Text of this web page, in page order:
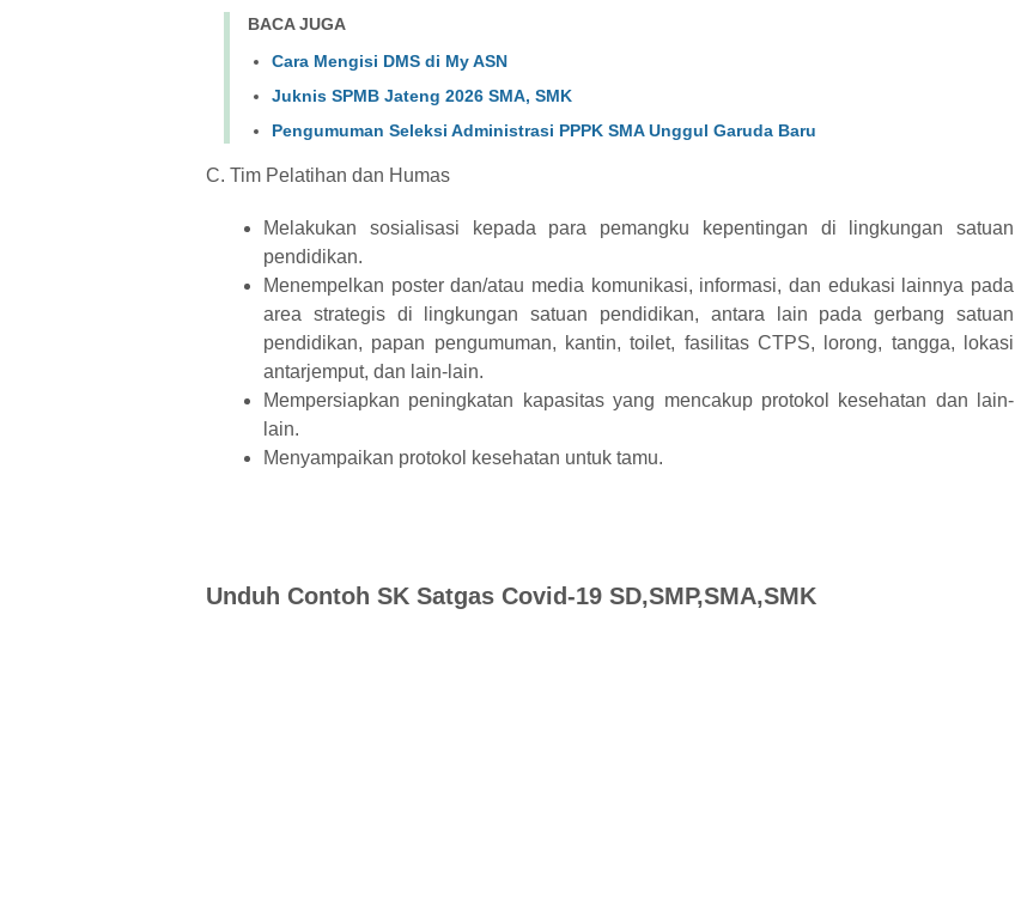
BACA JUGA
Cara Mengisi DMS di My ASN
Juknis SPMB Jateng 2026 SMA, SMK
Pengumuman Seleksi Administrasi PPPK SMA Unggul Garuda Baru
C. Tim Pelatihan dan Humas
Melakukan sosialisasi kepada para pemangku kepentingan di lingkungan satuan
pendidikan.
Menempelkan poster dan/atau media komunikasi, informasi, dan edukasi lainnya pada
area strategis di lingkungan satuan pendidikan, antara lain pada gerbang satuan
pendidikan, papan pengumuman, kantin, toilet, fasilitas CTPS, lorong, tangga, lokasi
antarjemput, dan lain-lain.
Mempersiapkan peningkatan kapasitas yang mencakup protokol kesehatan dan lain-
lain.
Menyampaikan protokol kesehatan untuk tamu.
Unduh Contoh SK Satgas Covid-19 SD,SMP,SMA,SMK